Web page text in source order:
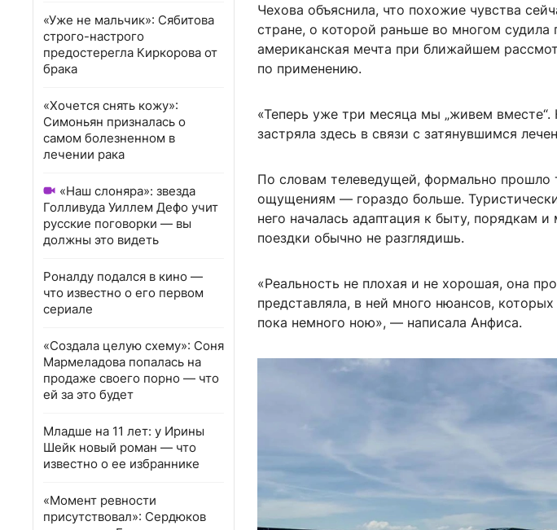
«Уже не мальчик»: Сябитова
строго-настрого
предостерегла Киркорова от
брака
«Хочется снять кожу»:
Симоньян призналась о
самом болезненном в
лечении рака
«Наш слоняра»: звезда
Голливуда Уиллем Дефо учит
русские поговорки — вы
должны это видеть
Роналду подался в кино —
что известно о его первом
сериале
«Создала целую схему»: Соня
Мармеладова попалась на
продаже своего порно — что
ей за это будет
Младше на 11 лет: у Ирины
Шейк новый роман — что
известно о ее избраннике
«Момент ревности
присутствовал»: Сердюков
Чехова объяснила, что похожие чувства
стране, о которой раньше во многом
американская мечта при ближайшем
по применению.
«Теперь уже три месяца мы „живем вместе“.
застряла здесь в связи с затянувшимся
По словам телеведущей, формально прошло
ощущениям — гораздо больше.
него началась адаптация к быту, порядкам
поездки обычно не разглядишь.
«Реальность не плохая и не хорошая, она
представляла, в ней много нюансов,
пока немного ною», — написала Анфиса.